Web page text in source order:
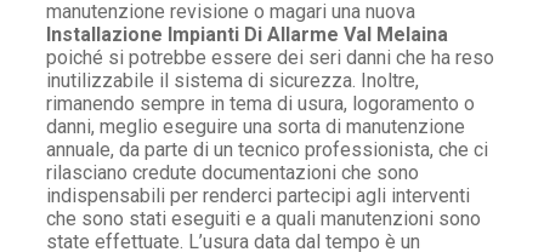
manutenzione revisione o magari una nuova
Installazione Impianti Di Allarme Val Melaina
poiché si potrebbe essere dei seri danni che ha reso
inutilizzabile il sistema di sicurezza. Inoltre,
rimanendo sempre in tema di usura, logoramento o
danni, meglio eseguire una sorta di manutenzione
annuale, da parte di un tecnico professionista, che ci
rilasciano credute documentazioni che sono
indispensabili per renderci partecipi agli interventi
che sono stati eseguiti e a quali manutenzioni sono
state effettuate. L’usura data dal tempo è un